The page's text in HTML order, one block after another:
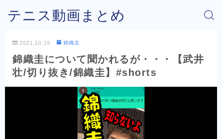
テニス動画まとめ
2021.10.26 錦織圭
錦織圭について聞かれるが・・・【武井
壮/切り抜き/錦織圭】#shorts